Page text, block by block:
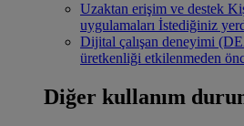
Uzaktan erişim ve destek
uygulamaları İstediğiniz
Dijital çalışan deneyimi
üretkenliği etkilenmeden
Diğer kullanım